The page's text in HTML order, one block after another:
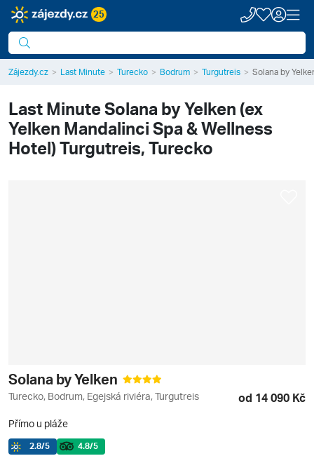
25
Zájezdy.cz Last Minute Turecko Bodrum Turgutreis Solana by
Last MinuteSolana by Yelken (ex
Yelken Mandalinci Spa & Wellness
Hotel)Turgutreis, Turecko
Solana by Yelken
Turecko, Bodrum, Egejská riviéra, Turgutreis od 14 090 Kč
Přímo u pláže
2.8/5 4.8/5